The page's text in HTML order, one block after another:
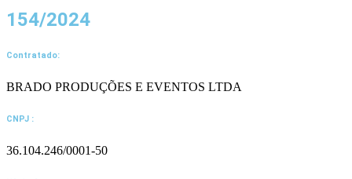
154/2024
Contratado:
BRADO PRODUÇÕES E EVENTOS LTDA
CNPJ :
36.104.246/0001-50